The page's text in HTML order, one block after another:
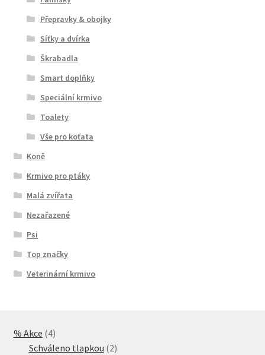
Přepravky & obojky
Síťky a dvírka
Škrabadla
Smart doplňky
Speciální krmivo
Toalety
Vše pro koťata
Koně
Krmivo pro ptáky
Malá zvířata
Nezařazené
Psi
Top značky
Veterinární krmivo
% Akce 44
produkty
Schváleno tlapkou 22